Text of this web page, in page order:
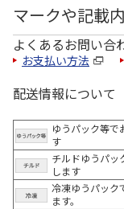
マークや記載
よくあるお問い合
お支払い方法
配送情報について
ゆうパック等で
す
チルドゆうパッ
します
冷凍ゆうパック
ます。